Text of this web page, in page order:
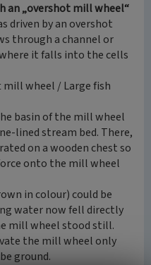
„overshot mill wheel“
driven by an overshot
through a channel or
it falls into the cells
wheel / Large fish
basin of the mill wheel
lined stream bed. There,
on a wooden chest so
onto the mill wheel
in colour) could be
water now fell directly
mill wheel stood still.
the mill wheel only
ground.